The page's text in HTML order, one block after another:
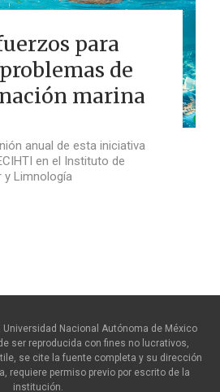
para
de
marina
anual de esta iniciativa
en el Instituto de
y Limnología
Nacional Autónoma de México
ser reproducida con fines no lucrativos,
se cite la fuente completa y su dirección
requiere permiso previo por escrito de la
institución.